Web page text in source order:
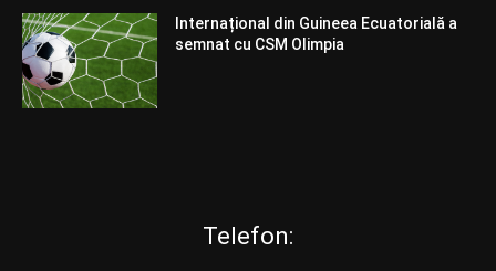
Internațional din Guineea Ecuatorială a
semnat cu CSM Olimpia
Telefon: